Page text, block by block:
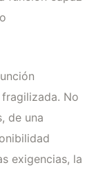
No
de una
exigencias, la